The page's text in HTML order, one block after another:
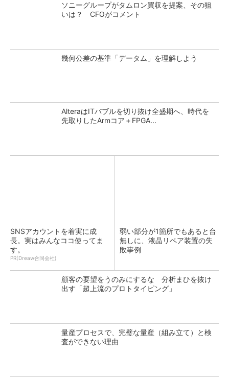
ソニーグループがタムロン買収を提案、その狙
いは？ CFOがコメント
幾何公差の基準「データム」を理解しよう
AlteraはITバブルを切り抜け全盛期へ、時代を
先取りしたArmコア＋FPGA...
SNSアカウントを着実に成
長。実はみんなココ使ってま
す。
PR(Dreaw合同会社)
弱い部分が1箇所でもあると台
無しに、液晶リペア装置の失
敗事例
顧客の要望をうのみにするな 分析まひを抜け
出す「超上流のプロトタイピング」
量産プロセスで、完璧な量産（組み立て）と検
査ができない理由